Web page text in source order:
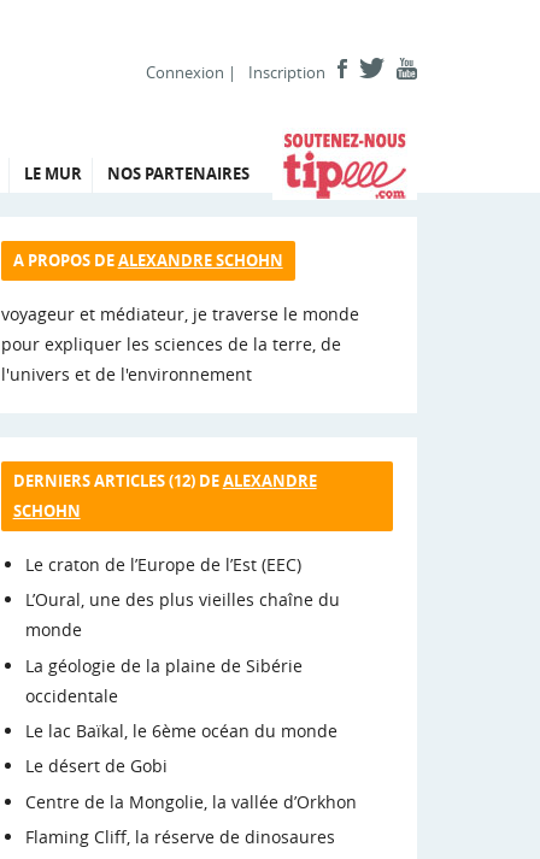
Connexion | Inscription
LE MUR NOS PARTENAIRES
A PROPOS DEALEXANDRE SCHOHN
voyageur et médiateur, je traverse le monde
pour expliquer les sciences de la terre, de
l'univers et de l'environnement
DERNIERS ARTICLES (12) DEALEXANDRE
SCHOHN
Le craton de l’Europe de l’Est (EEC)
L’Oural, une des plus vieilles chaîne du
monde
La géologie de la plaine de Sibérie
occidentale
Le lac Baïkal, le 6ème océan du monde
Le désert de Gobi
Centre de la Mongolie, la vallée d’Orkhon
Flaming Cliff, la réserve de dinosaures